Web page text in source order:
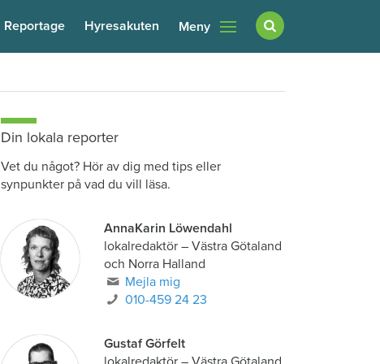
Reportage Hyresakuten Meny
Din lokala reporter
Vet du något? Hör av dig med tips eller
synpunkter på vad du vill läsa.
AnnaKarin Löwendahl
lokalredaktör– Västra Götaland
och Norra Halland
Mejla mig
010-459 24 23
Gustaf Görfelt